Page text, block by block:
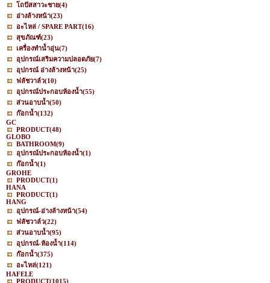
โถปัสสาวะชาย(4)
อ่างล้างหน้า(23)
อะไหล่ / SPARE PART(16)
สุขภัณฑ์(23)
เครื่องทำน้ำอุ่น(7)
อุปกรณ์เสริมความปลอดภัย(7)
อุปกรณ์ อ่างล้างหน้า(25)
ฟลัชวาล์ว(10)
อุปกรณ์ประกอบห้องน้ำ(55)
ส่วนอาบน้ำ(50)
ก๊อกน้ำ(132)
GC
PRODUCT(48)
GLOBO
BATHROOM(9)
อุปกรณ์ประกอบห้องน้ำ(1)
ก๊อกน้ำ(1)
GROHE
PRODUCT(1)
HANA
PRODUCT(1)
HANG
อุปกรณ์-อ่างล้างหน้า(54)
ฟลัชวาล์ว(22)
ส่วนอาบน้ำ(95)
อุปกรณ์-ห้องน้ำ(114)
ก๊อกน้ำ(375)
อะไหล่(121)
HAFELE
PRODUCT(1015)